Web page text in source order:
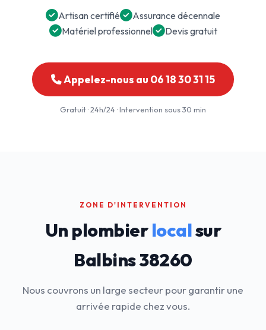
Artisan certifié
Assurance décennale
Matériel professionnel
Devis gratuit
Appelez-nous au 06 18 30 31 15
Gratuit · 24h/24 · Intervention sous 30 min
ZONE D'INTERVENTION
Un plombierlocalsur
Balbins 38260
Nous couvrons un large secteur pour garantir une
arrivée rapide chez vous.